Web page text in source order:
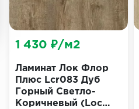
Ламинат Лок Флор
Плюс Lcr083 Дуб
Горный Светло-
Коричневый (Loc
1 430 ₽/м2